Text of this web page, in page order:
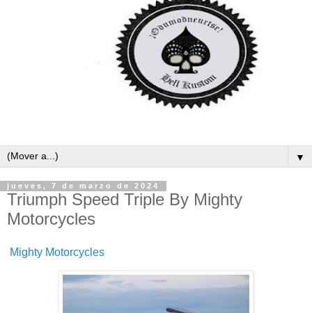
▼
jueves, 7 de marzo de 2024
Triumph Speed Triple By Mighty
Motorcycles
Mighty Motorcycles